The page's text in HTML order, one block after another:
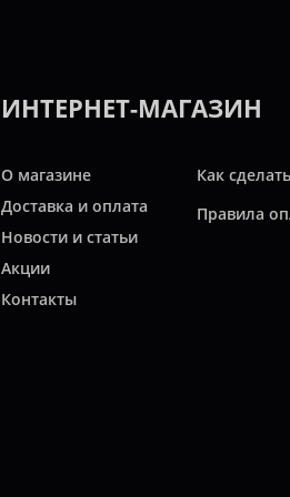
ИНТЕРНЕТ-МАГАЗИН
О магазине
Доставка и оплата
Новости и статьи
Акции
Контакты
Как
Правила